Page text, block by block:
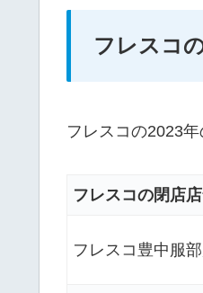
フレスコ
フレスコの2023
フレスコの閉店
フレスコ豊中服